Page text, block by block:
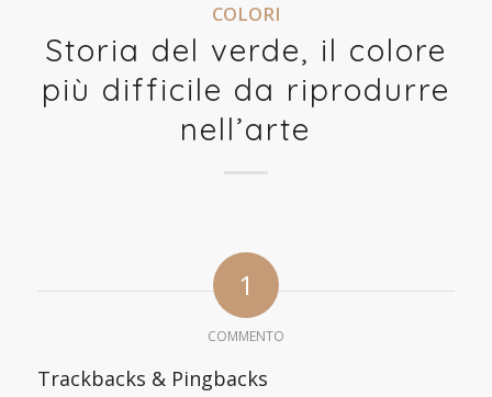
COLORI
Storia del verde, il colore
più difficile da riprodurre
nell’arte
1
COMMENTO
Trackbacks & Pingbacks